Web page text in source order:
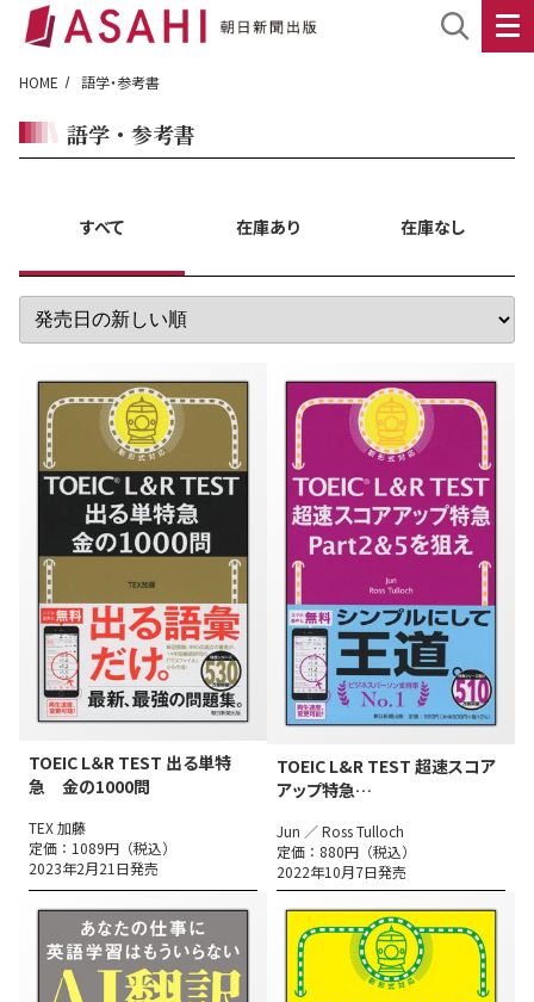
HOME 語学・参考書
語学・参考書
すべて 在庫あり 在庫なし
TOEIC L＆R TEST 出る単特
急 金の1000問
TEX 加藤
定価：1089円（税込）
2023年2月21日発売
TOEIC L&R TEST 超速スコア
アップ特急
Jun ／ Ross Tulloch
定価：880円（税込）
2022年10月7日発売